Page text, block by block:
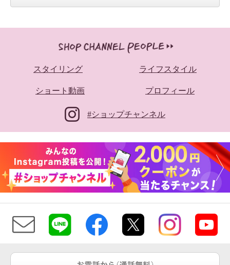
スタイリング ライフスタイル
ショート動画 プロフィール
#ショップチャンネル